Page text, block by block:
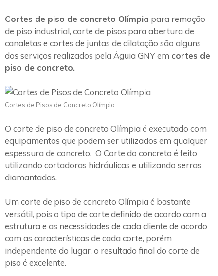
Cortes de piso de concreto Olímpia para remoção
de piso industrial, corte de pisos para abertura de
canaletas e cortes de juntas de dilatação são alguns
dos serviços realizados pela Águia GNY em cortes de
piso de concreto.
Cortes de Pisos de Concreto Olímpia
O corte de piso de concreto Olímpia é executado com
equipamentos que podem ser utilizados em qualquer
espessura de concreto. O Corte do concreto é feito
utilizando cortadoras hidráulicas e utilizando serras
diamantadas.
Um corte de piso de concreto Olímpia é bastante
versátil, pois o tipo de corte definido de acordo com a
estrutura e as necessidades de cada cliente de acordo
com as características de cada corte, porém
independente do lugar, o resultado final do corte de
piso é excelente.